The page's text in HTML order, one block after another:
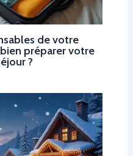
de votre
préparer votre
?